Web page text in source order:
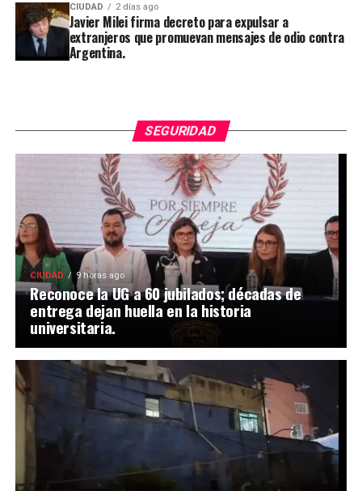
CIUDAD 2 días ago
Javier Milei firma decreto para expulsar a
extranjeros que promuevan mensajes de odio contra
Argentina.
SEGURIDAD
CIUDAD 9 horas ago
Reconoce la UG a 60 jubilados; décadas de
entrega dejan huella en la historia
universitaria.